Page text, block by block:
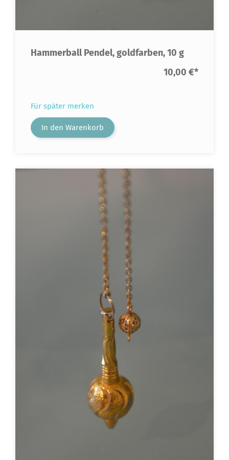
Hammerball Pendel, goldfarben, 10 g
10,00 €*
Für später merken
In den Warenkorb